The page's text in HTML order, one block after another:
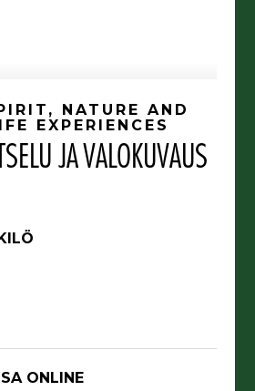
NATURE AND
EXPERIENCES
JA VALOKUVAUS
ONLINE